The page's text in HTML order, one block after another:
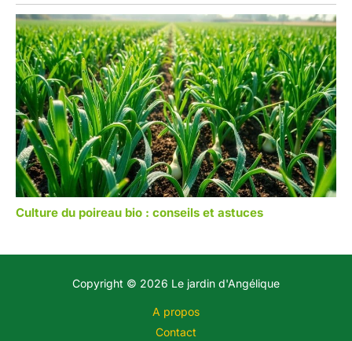
Culture du poireau bio : conseils et astuces
Copyright © 2026 Le jardin d'Angélique
A propos
Contact